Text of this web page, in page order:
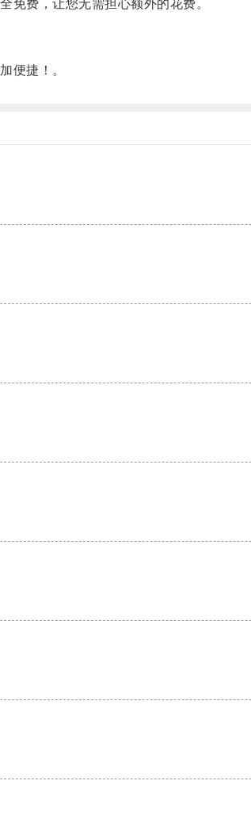
费，让您无需担心额外的花费。
便捷！。